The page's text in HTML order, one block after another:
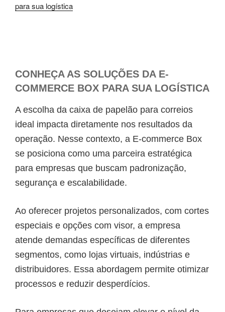
para sua logística
CONHEÇA AS SOLUÇÕES DA E-
COMMERCE BOX PARA SUA LOGÍSTICA
A escolha da caixa de papelão para correios
ideal impacta diretamente nos resultados da
operação. Nesse contexto, a E-commerce Box
se posiciona como uma parceira estratégica
para empresas que buscam padronização,
segurança e escalabilidade.
Ao oferecer projetos personalizados, com cortes
especiais e opções com visor, a empresa
atende demandas específicas de diferentes
segmentos, como lojas virtuais, indústrias e
distribuidores. Essa abordagem permite otimizar
processos e reduzir desperdícios.